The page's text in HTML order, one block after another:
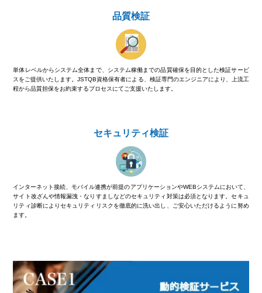
品質検証
単体レベルからシステム全体まで、システム稼働までの品質確保を目的とした検証サービ
スをご提供いたします。JSTQB資格保有者による、検証専門のエンジニアにより、上流工
程から品質担保をお約束するプロセスにてご支援いたします。
セキュリティ検証
インターネット接続、モバイル連携が前提のアプリケーションやWEBシステムにおいて、
サイト改ざんや情報漏洩・なりすましなどのセキュリティ対策は必須となります。セキュ
リティ診断によりセキュリティリスクを徹底的に洗い出し、ご安心いただけるように努め
ます。